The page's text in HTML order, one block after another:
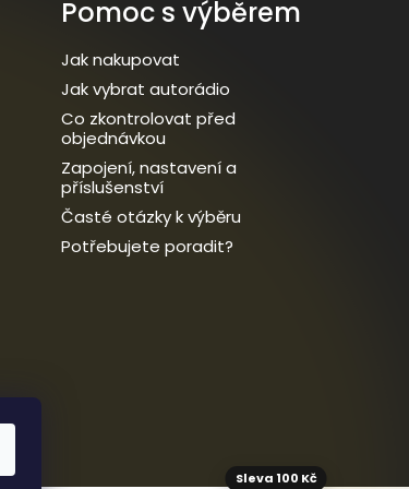
Pomoc s výběrem
Jak nakupovat
Jak vybrat autorádio
Co zkontrolovat před
objednávkou
Zapojení, nastavení a
příslušenství
Časté otázky k výběru
Potřebujete poradit?
Sleva 100 Kč